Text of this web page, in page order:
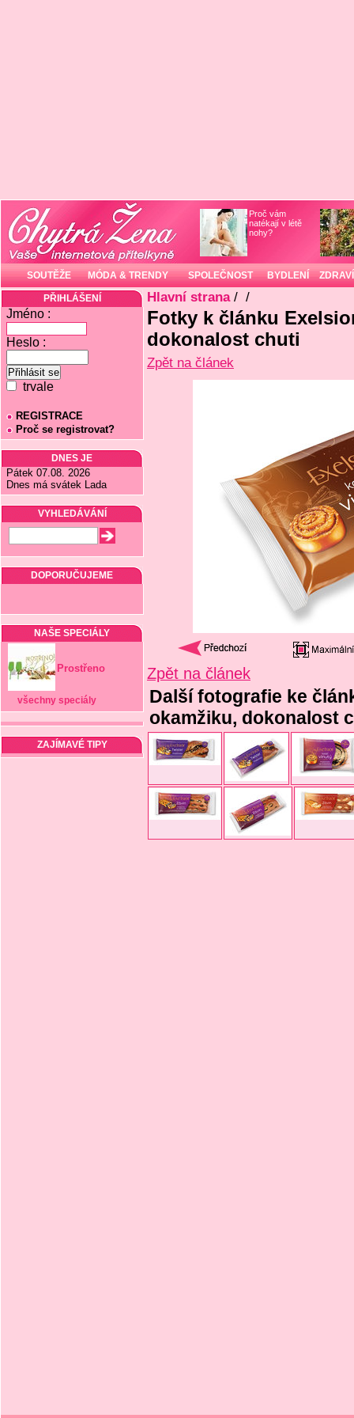
Proč vám
natékají v létě
nohy?
SOUTĚŽE MÓDA & TRENDY SPOLEČNOST BYDLENÍ ZDRAVÍ
PŘIHLÁŠENÍ
Jméno :
Heslo :
trvale
REGISTRACE
Proč se registrovat?
DNES JE
Pátek 07.08. 2026
Dnes má svátek Lada
VYHLEDÁVÁNÍ
DOPORUČUJEME
NAŠE SPECIÁLY
Prostřeno
všechny speciály
ZAJÍMAVÉ TIPY
Hlavní strana/ /
Fotky k článku
dokonalost chuti
Zpět na článek
Zpět na článek
Další fotografie ke
okamžiku, dokonalost